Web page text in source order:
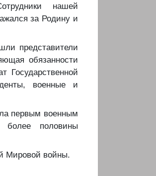
нашей
за Родину и
представители
обязанности
Государственной
военные и
первым военным
более половины
Мировой войны.